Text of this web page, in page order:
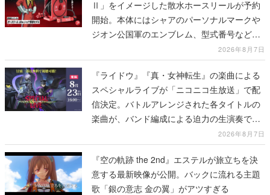
Ⅱ」をイメージした散水ホースリールが予約
開始。本体にはシャアのパーソナルマークや
ジオン公国軍のエンブレム、型式番号などを
2026年8月7日
『ライドウ』『真・女神転生』の楽曲による
スペシャルライブが「ニコニコ生放送」で配
信決定。バトルアレンジされた各タイトルの
楽曲が、バンド編成による迫力の生演奏で披
露、冒頭部分は“無料”で視聴できる2026年8月7日
『空の軌跡 the 2nd』エステルが旅立ちを決
意する最新映像が公開。バックに流れる主題
歌「銀の意志 金の翼」がアツすぎる